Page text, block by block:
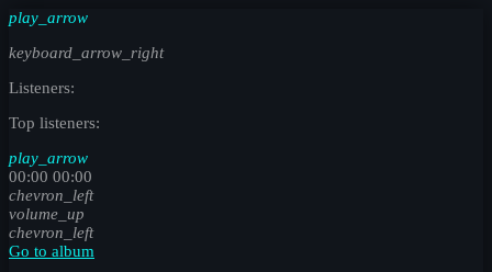
play_arrow
keyboard_arrow_right
Listeners:
Top listeners:
play_arrow
00:00 00:00
chevron_left
volume_up
chevron_left
Go to album